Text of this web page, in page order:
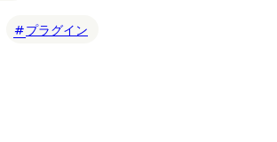
プラグイン